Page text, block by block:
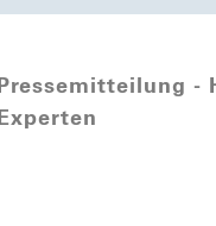
Pressemitteilung -
Experten